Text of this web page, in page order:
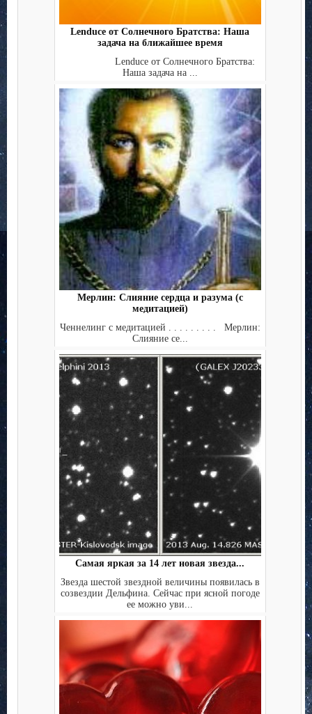
Lenduce от Солнечного Братства: Наша
задача на ближайшее время
Lenduce от Солнечного Братства:
Наша задача на ...
Мерлин: Слияние сердца и разума (с
медитацией)
Ченнелинг с медитацией . . . . . . . . . Мерлин:
Слияние се...
Самая яркая за 14 лет новая звезда...
Звезда шестой звездной величины появилась в
созвездии Дельфина. Сейчас при ясной погоде
ее можно уви...